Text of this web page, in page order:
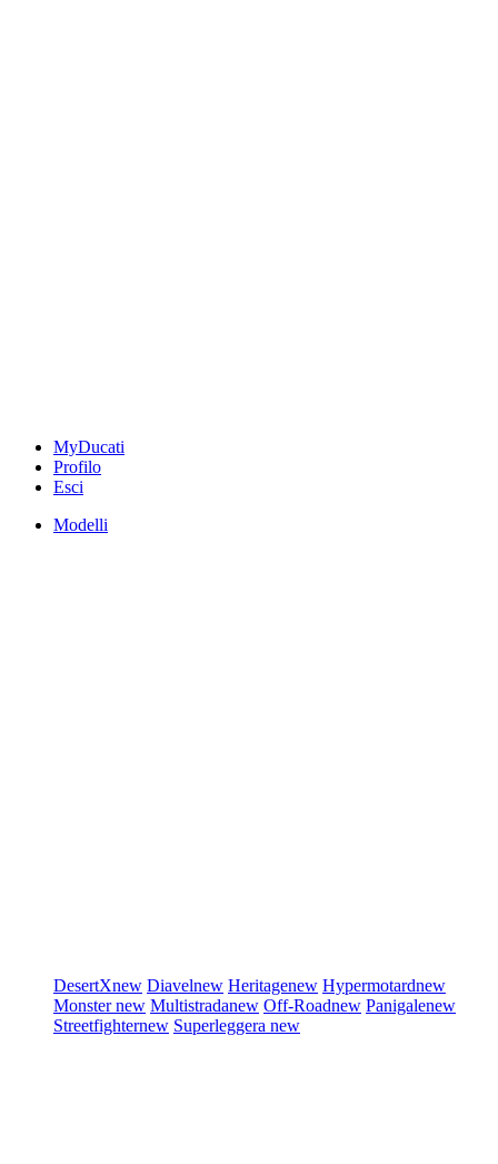
MyDucati
Profilo
Esci
Modelli
DesertXnew Diavelnew Heritagenew Hypermotardnew
Monsternew Multistradanew Off-Roadnew Panigalenew
Streetfighternew Superleggera new